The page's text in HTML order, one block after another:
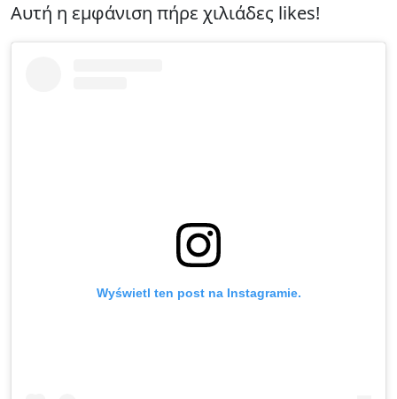
Αυτή η εμφάνιση πήρε χιλιάδες likes!
Wyświetl ten post na Instagramie.